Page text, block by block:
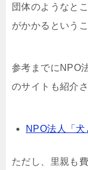
団体のようなと
がかかるという
参考までにNPO
のサイトも紹介
NPO法人「犬
ただし、里親も